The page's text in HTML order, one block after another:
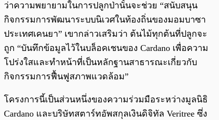
ว่าความพยายามในการปลูกป่านั้นจะช่วย “สนับสนุน
กิจกรรมการพัฒนาระบบนิเวศในท้องถิ่นของมอมบาซา
ประเทศเคนยา” เขากล่าวเสริมว่า ต้นไม้ทุกต้นที่ปลูกจะ
ถูก “บันทึกข้อมูลไว้ในบล็อคเชนของ Cardano เพื่อความ
โปร่งใสและทำหน้าที่เป็นหลักฐานสาธารณะเกี่ยวกับ
กิจกรรมการฟื้นฟูสภาพแวดล้อม”
โครงการนี้เป็นส่วนหนึ่งของความร่วมมือระหว่างมูลนิธิ
Cardano และบริษัทสตาร์ทอัพสกุลเงินดิจิทัล Veritree ซึ่ง